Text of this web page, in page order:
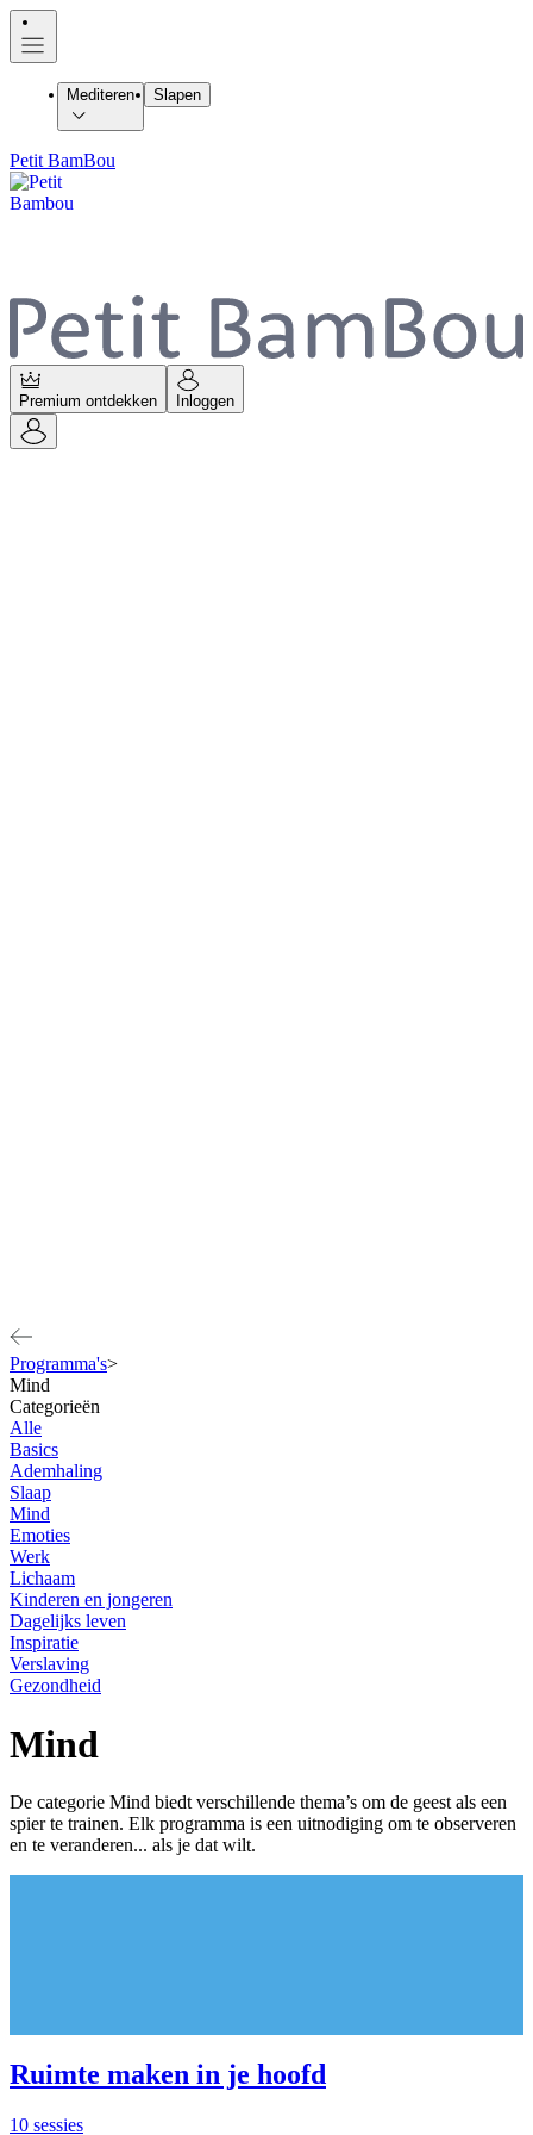
Mediteren Slapen
Petit BamBou
Premium ontdekken Inloggen
Programma's>
Mind
Categorieën
Alle
Basics
Ademhaling
Slaap
Mind
Emoties
Werk
Lichaam
Kinderen en jongeren
Dagelijks leven
Inspiratie
Verslaving
Gezondheid
Mind
De categorie Mind biedt verschillende thema’s om de geest als een
spier te trainen. Elk programma is een uitnodiging om te observeren
en te veranderen... als je dat wilt.
Ruimte maken in je hoofd
10 sessies